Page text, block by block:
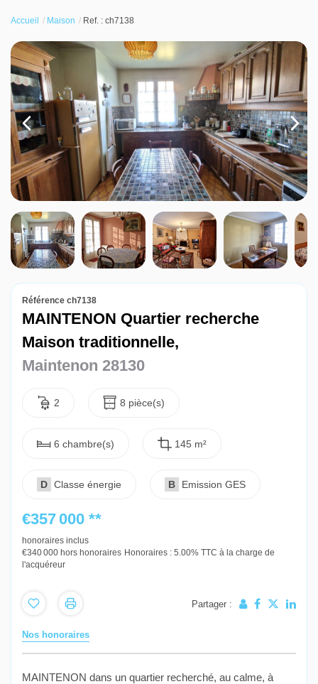
Vendre
Louer
Nos agences
Contact
Accueil Maison Ref. : ch7138
Référence ch7138
MAINTENON Quartier recherche
Maison traditionnelle,
Maintenon 28130
2 8 pièce(s)
6 chambre(s) 145 m²
D Classe énergie B Emission GES
€357 000 **
honoraires inclus
€340 000 hors honoraires Honoraires : 5.00% TTC à la charge de
l'acquéreur
Partager :
Nos honoraires
MAINTENON dans un quartier recherché, au calme, à